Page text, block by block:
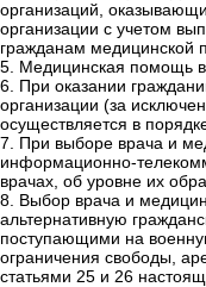
организаций,
организации с учетом
гражданам медицинской
5. Медицинская помощь в
6. При оказании
организации (за
осуществляется в
7. При выборе врача и
информационно-
врачах, об уровне их
8. Выбор врача и
альтернативную
поступающими на
ограничения свободы,
статьями 25 и 26